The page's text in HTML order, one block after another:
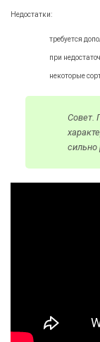
Недостатки:
требуется
при
некоторые
Совет.
сильно